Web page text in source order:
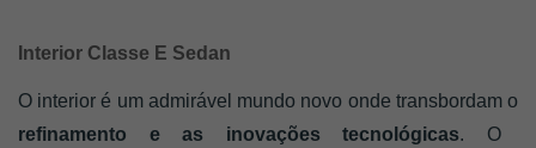
Interior Classe E Sedan
O interior é um admirável mundo novo onde transbordam o
refinamento e as inovações tecnológicas. O